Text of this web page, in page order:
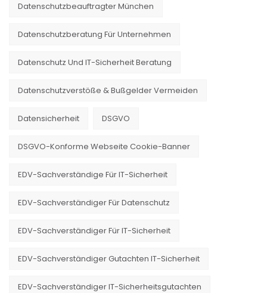
Datenschutzbeauftragter München
Datenschutzberatung Für Unternehmen
Datenschutz Und IT-Sicherheit Beratung
Datenschutzverstöße & Bußgelder Vermeiden
Datensicherheit DSGVO
DSGVO-Konforme Webseite Cookie-Banner
EDV-Sachverständige Für IT-Sicherheit
EDV-Sachverständiger Für Datenschutz
EDV-Sachverständiger Für IT-Sicherheit
EDV-Sachverständiger Gutachten IT-Sicherheit
EDV-Sachverständiger IT-Sicherheitsgutachten